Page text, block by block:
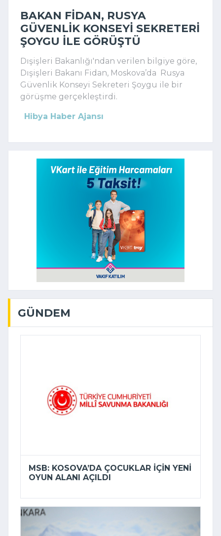
BAKAN FIDAN, RUSYA
GÜVENLIK KONSEYI SEKRETERI
ŞOYGU ILE GÖRÜŞTÜ
Dışişleri Bakanlığı'ndan verilen bilgiye göre,
Dışişleri Bakanı Fidan, Moskova’da Rusya
Güvenlik Konseyi Sekreteri Şoygu ile bir
görüşme gerçekleştirdi.
Hibya Haber Ajansı
GÜNDEM
MSB: KOSOVA’DA ÇOCUKLAR IÇIN YENI
OYUN ALANI AÇILDI